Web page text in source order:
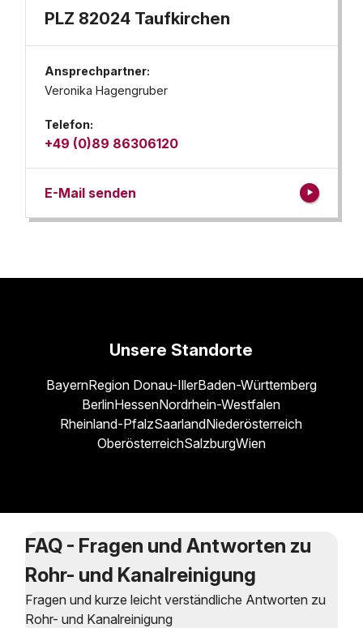
PLZ 82024 Taufkirchen
Ansprechpartner:
Veronika Hagengruber
Telefon:
+49 (0)89 86306120
E-Mail senden
Unsere Standorte
BayernRegion Donau-IllerBaden-Württemberg
BerlinHessenNordrhein-Westfalen
Rheinland-PfalzSaarlandNiederösterreich
OberösterreichSalzburgWien
FAQ - Fragen und Antworten zu
Rohr- und Kanalreinigung
Fragen und kurze leicht verständliche Antworten zu
Rohr- und Kanalreinigung